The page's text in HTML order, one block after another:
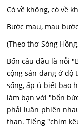
Có về không, có về
Bước mau, mau
(Theo thơ Sóng
Bốn câu đầu là nỗi
cộng sản đang ở độ
sống, ấp ủ biết bao
làm bạn với "bốn
phải luân phiên
than. Tiếng "chim